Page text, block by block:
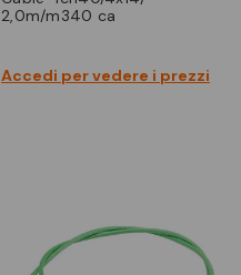
2,0m/m340 ca
Accedi per vedere i prezzi